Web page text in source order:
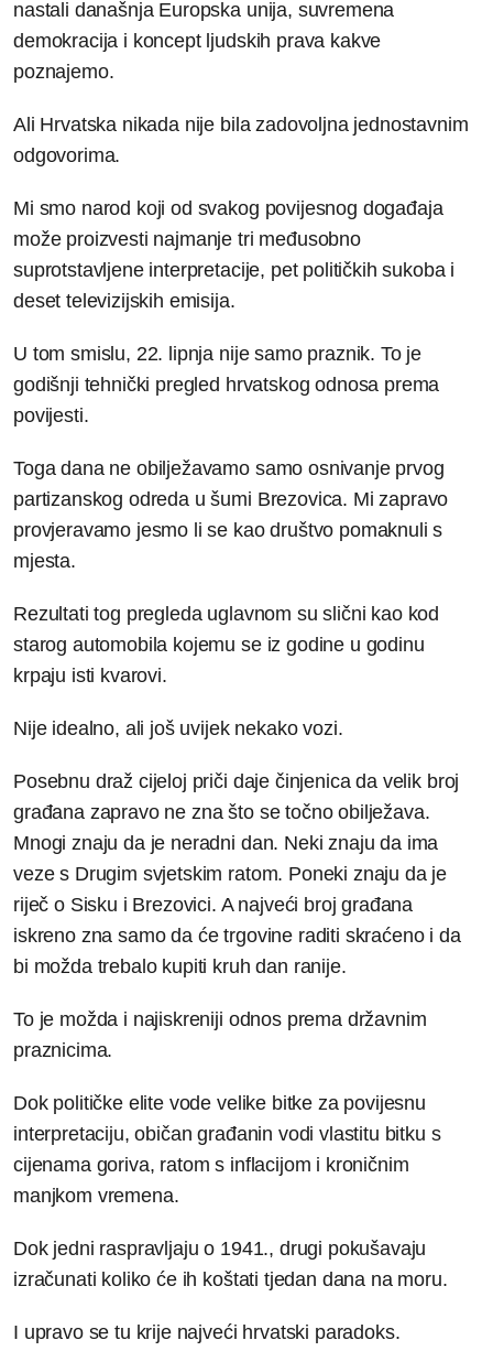
nastali današnja Europska unija, suvremena
demokracija i koncept ljudskih prava kakve
poznajemo.
Ali Hrvatska nikada nije bila zadovoljna jednostavnim
odgovorima.
Mi smo narod koji od svakog povijesnog događaja
može proizvesti najmanje tri međusobno
suprotstavljene interpretacije, pet političkih sukoba i
deset televizijskih emisija.
U tom smislu, 22. lipnja nije samo praznik. To je
godišnji tehnički pregled hrvatskog odnosa prema
povijesti.
Toga dana ne obilježavamo samo osnivanje prvog
partizanskog odreda u šumi Brezovica. Mi zapravo
provjeravamo jesmo li se kao društvo pomaknuli s
mjesta.
Rezultati tog pregleda uglavnom su slični kao kod
starog automobila kojemu se iz godine u godinu
krpaju isti kvarovi.
Nije idealno, ali još uvijek nekako vozi.
Posebnu draž cijeloj priči daje činjenica da velik broj
građana zapravo ne zna što se točno obilježava.
Mnogi znaju da je neradni dan. Neki znaju da ima
veze s Drugim svjetskim ratom. Poneki znaju da je
riječ o Sisku i Brezovici. A najveći broj građana
iskreno zna samo da će trgovine raditi skraćeno i da
bi možda trebalo kupiti kruh dan ranije.
To je možda i najiskreniji odnos prema državnim
praznicima.
Dok političke elite vode velike bitke za povijesnu
interpretaciju, običan građanin vodi vlastitu bitku s
cijenama goriva, ratom s inflacijom i kroničnim
manjkom vremena.
Dok jedni raspravljaju o 1941., drugi pokušavaju
izračunati koliko će ih koštati tjedan dana na moru.
I upravo se tu krije najveći hrvatski paradoks.